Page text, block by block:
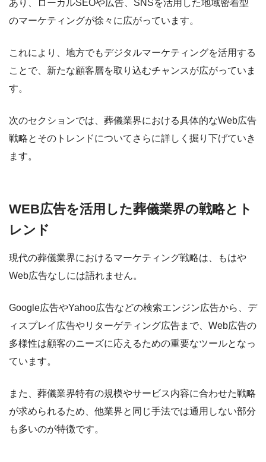
あり、ローカルSEOや広告、SNSを活用した地域密着型
のマーケティングが徐々に広がっています。
これにより、地方でもデジタルマーケティングを活用する
ことで、新たな顧客層を取り込むチャンスが広がっていま
す。
次のセクションでは、葬儀業界における具体的なWeb広告
戦略とそのトレンドについてさらに詳しく掘り下げていき
ます。
WEB広告を活用した葬儀業界の戦略とト
レンド
現代の葬儀業界におけるマーケティング戦略は、もはや
Web広告なしには語れません。
Google広告やYahoo広告などの検索エンジン広告から、デ
ィスプレイ広告やリターゲティング広告まで、Web広告の
多様性は顧客のニーズに応えるための重要なツールとなっ
ています。
また、葬儀業界特有の規模やサービス内容に合わせた戦略
が求められるため、他業界と同じ手法では通用しない部分
も多いのが特徴です。